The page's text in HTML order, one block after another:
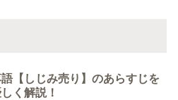
【しじみ売り】のあらすじを
く解説！